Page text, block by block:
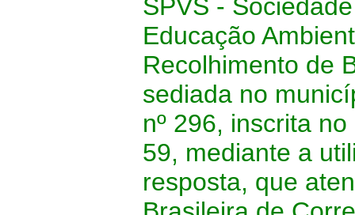
SPVS -
Educação
Recolhimento de
sediada no
nº 296, inscrita
59, mediante a
resposta, que